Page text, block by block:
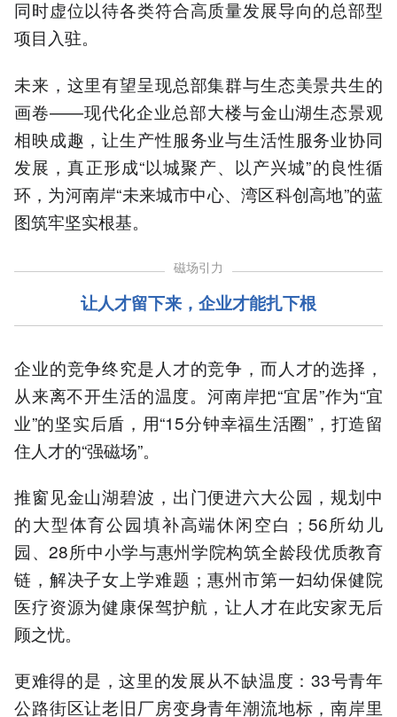
同时虚位以待各类符合高质量发展导向的总部型
项目入驻。
未来，这里有望呈现总部集群与生态美景共生的
画卷——现代化企业总部大楼与金山湖生态景观
相映成趣，让生产性服务业与生活性服务业协同
发展，真正形成“以城聚产、以产兴城”的良性循
环，为河南岸“未来城市中心、湾区科创高地”的蓝
图筑牢坚实根基。
磁场引力
让人才留下来，企业才能扎下根
企业的竞争终究是人才的竞争，而人才的选择，
从来离不开生活的温度。河南岸把“宜居”作为“宜
业”的坚实后盾，用“15分钟幸福生活圈”，打造留
住人才的“强磁场”。
推窗见金山湖碧波，出门便进六大公园，规划中
的大型体育公园填补高端休闲空白；56所幼儿
园、28所中小学与惠州学院构筑全龄段优质教育
链，解决子女上学难题；惠州市第一妇幼保健院
医疗资源为健康保驾护航，让人才在此安家无后
顾之忧。
更难得的是，这里的发展从不缺温度：33号青年
公路街区让老旧厂房变身青年潮流地标，南岸里